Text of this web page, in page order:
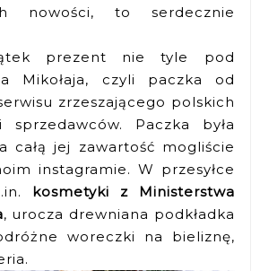
nowości, to serdecznie
prezent nie tyle pod
Mikołaja, czyli paczka od
zrzeszającego polskich
Paczka była
całą jej zawartość mogliście
instagramie. W przesyłce
kosmetyki z Ministerstwa
, urocza drewniana podkładka
woreczki na bieliznę,